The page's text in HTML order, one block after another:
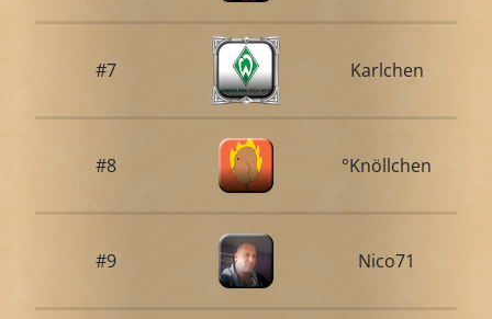
#7 Karlchen
#8 °Knöllchen
#9 Nico71